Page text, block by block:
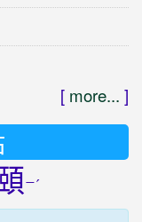
[ more... ]
ㄧˊ